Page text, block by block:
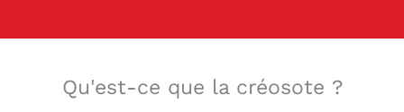
Qu'est-ce que la créosote ?